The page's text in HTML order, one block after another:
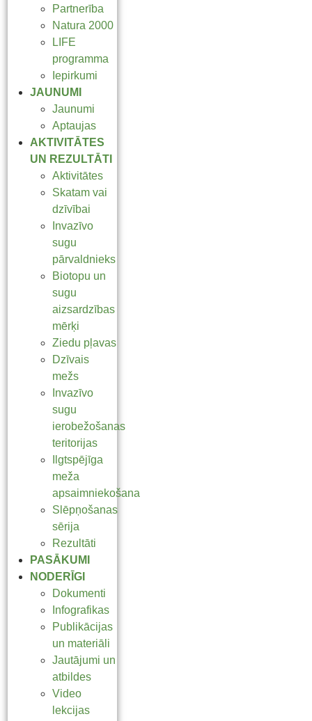
Partnerība
Natura 2000
LIFE
programma
Iepirkumi
JAUNUMI
Jaunumi
Aptaujas
AKTIVITĀTES
UN REZULTĀTI
Aktivitātes
Skatam vai
dzīvībai
Invazīvo
sugu
pārvaldnieks
Biotopu un
sugu
aizsardzības
mērķi
Ziedu pļavas
Dzīvais
mežs
Invazīvo
sugu
ierobežošanas
teritorijas
Ilgtspējīga
meža
apsaimniekošana
Slēpņošanas
sērija
Rezultāti
PASĀKUMI
NODERĪGI
Dokumenti
Infografikas
Publikācijas
un materiāli
Jautājumi un
atbildes
Video
lekcijas